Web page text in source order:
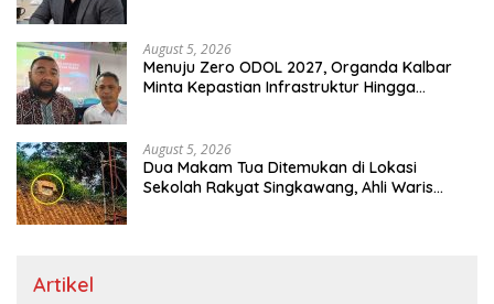
August 5, 2026
Menuju Zero ODOL 2027, Organda Kalbar
Minta Kepastian Infrastruktur Hingga
August 5, 2026
Dua Makam Tua Ditemukan di Lokasi
Sekolah Rakyat Singkawang, Ahli Waris
Artikel